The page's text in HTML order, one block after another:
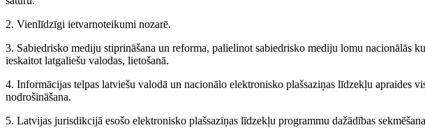
2. Vienlīdzīgi ietvarnoteikumi nozarē.
3. Sabiedrisko mediju stiprināšana un reforma, palielinot sabiedrisko mediju lomu nacionālās
ieskaitot latgaliešu valodas, lietošanā.
4. Informācijas telpas latviešu valodā un nacionālo elektronisko plašsaziņas līdzekļu apraides
nodrošināšana.
5. Latvijas jurisdikcijā esošo elektronisko plašsaziņas līdzekļu programmu dažādības